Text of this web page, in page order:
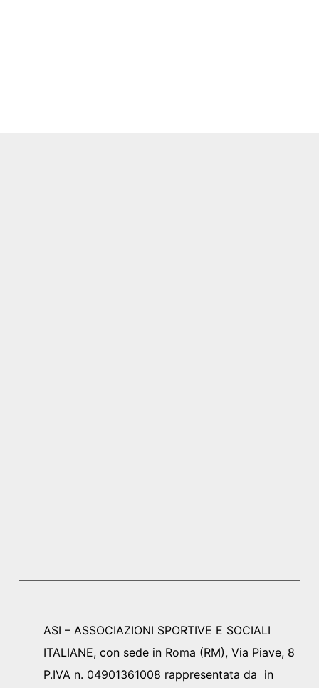
ASI – ASSOCIAZIONI SPORTIVE E SOCIALI
ITALIANE, con sede in Roma (RM), Via Piave, 8
P.IVA n. 04901361008 rappresentata da in